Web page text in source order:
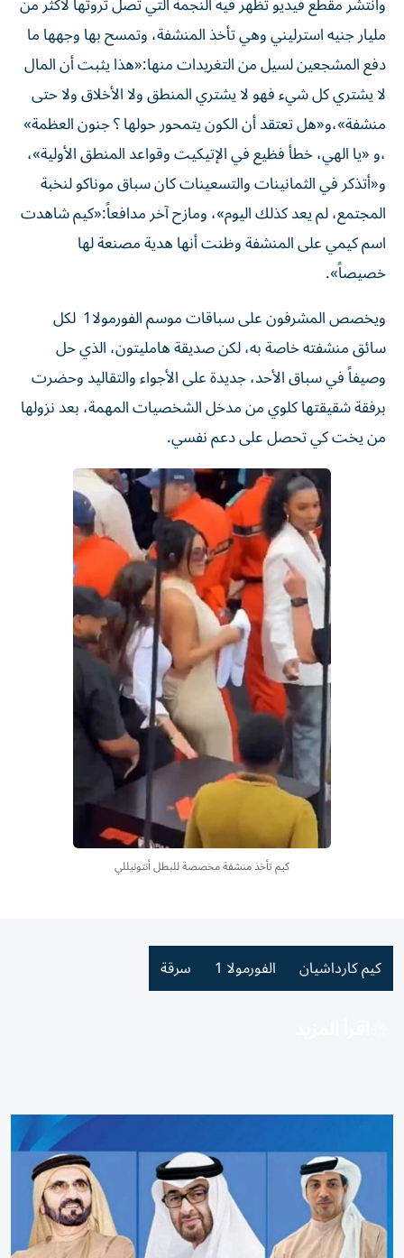
مليار جنيه استرليني وهي تأخذ المنشفة، وتمسح بها وجهها ما
دفع المشجعين لسيل من التغريدات منها:«هذا يثبت أن المال
لا يشتري كل شيء فهو لا يشتري المنطق ولا الأخلاق ولا حتى
منشفة»،و«هل تعتقد أن الكون يتمحور حولها ؟ جنون العظمة»
،و «يا الهي، خطأ فظيع في الإتيكيت وقواعد المنطق الأولية»،
و«أتذكر في الثمانينات والتسعينات كان سباق موناكو لنخبة
المجتمع، لم يعد كذلك اليوم»، ومازح آخر مدافعاً:«كيم شاهدت
اسم كيمي على المنشفة وظنت أنها هدية مصنعة لها
خصيصاً».
ويخصص المشرفون على سباقات موسم الفورمولا1 لكل
سائق منشفته خاصة به، لكن صديقة هامليتون، الذي حل
وصيفاً في سباق الأحد، جديدة على الأجواء والتقاليد وحضرت
برفقة شقيقتها كلوي من مدخل الشخصيات المهمة، بعد نزولها
من يخت كي تحصل على دعم نفسي.
كيم تأخذ منشفة مخصصة للبطل أنتونيللي
كيم كارداشيان الفورمولا 1 سرقة